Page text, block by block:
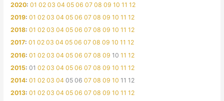
2020:01 02 03 04 05 06 07 08 09 10 11 12
2019:01 02 03 04 05 06 07 08 09 10 11 12
2018:01 02 03 04 05 06 07 08 09 10 11 12
2017:01 02 03 04 05 06 07 08 09 10 11 12
2016:01 02 03 04 05 06 07 08 09 10 11 12
2015:01 02 03 04 05 06 07 08 09 10 11 12
2014:01 02 03 04 05 06 07 08 09 10 11 12
2013:01 02 03 04 05 06 07 08 09 10 11 12